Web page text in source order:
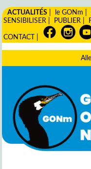
ACTUALITÉS le GONm |
SENSIBILISER
PUBLIER
CONTACT